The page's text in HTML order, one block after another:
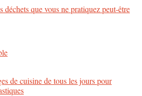
déchets que vous ne pratiquez peut-être
de cuisine de tous les jours pour